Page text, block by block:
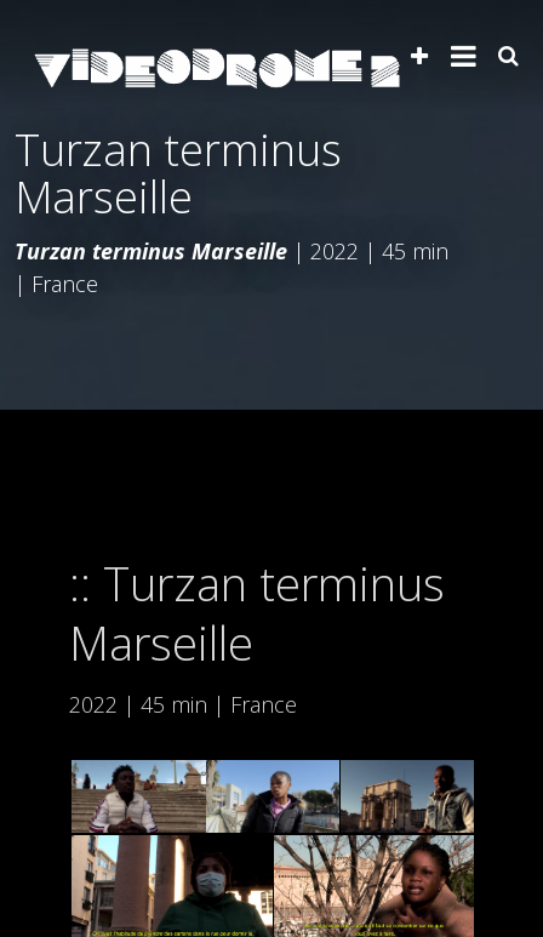
Turzan terminus
Marseille
Turzan terminus Marseille | 2022 | 45 min
| France
Turzan terminus
Marseille
2022 | 45 min | France